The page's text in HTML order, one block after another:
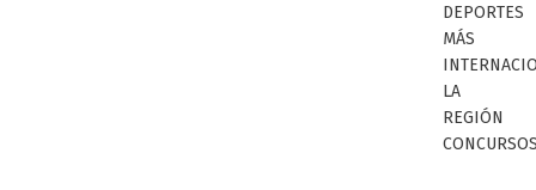
DEPORTES
MÁS
LA
REGIÓN